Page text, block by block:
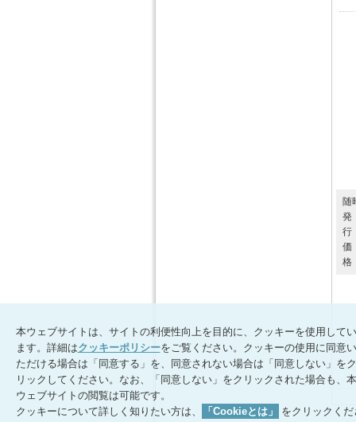
随
発
行
価
格
本ウェブサイトは、サイトの利便性向上を目的に、クッキーを使用してい
ます。詳細はクッキーポリシーをご覧ください。クッキーの使用に同意い
ただける場合は「同意する」を、同意されない場合は「同意しない」をク
リックしてください。なお、「同意しない」をクリックされた場合も、本
ウェブサイトの閲覧は可能です。
クッキーについて詳しく知りたい方は、
「Cookieとは」
をクリックくだ